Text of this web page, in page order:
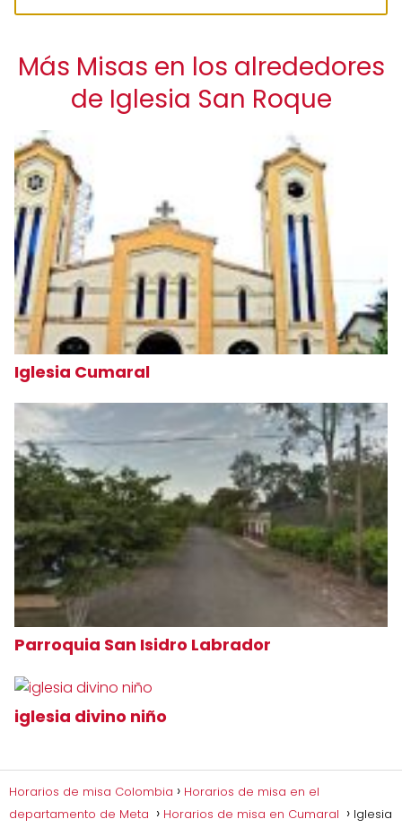
Más Misas en los alrededores
de Iglesia San Roque
Iglesia Cumaral
Parroquia San Isidro Labrador
iglesia divino niño
Horarios de misa Colombia
Horarios de misa en el
departamento de Meta
Horarios de misa en Cumaral
Iglesia